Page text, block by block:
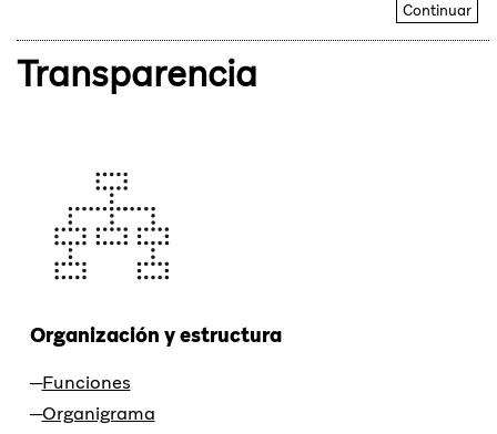
Transparencia
Organización y estructura
Funciones
Organigrama